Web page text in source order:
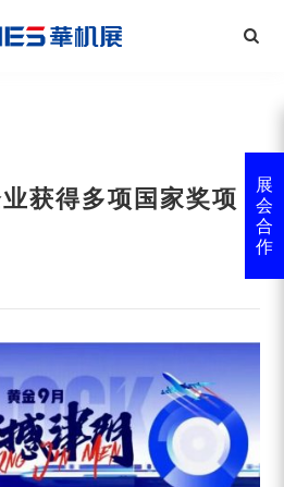
获得多项国家奖项 |
展
会
合
作